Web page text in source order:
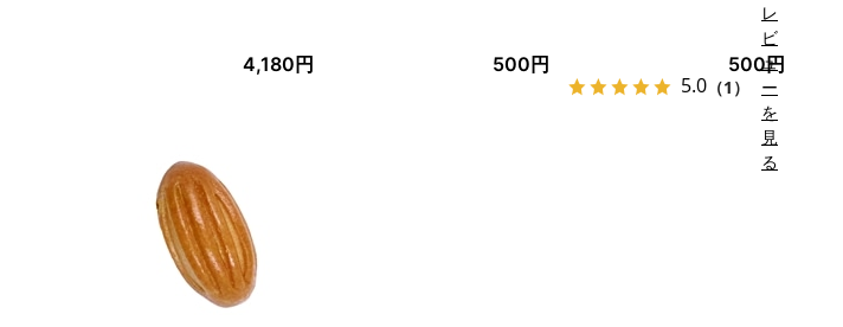
4,180円 500円
5.0 （1）
レ
ビ
ュ
ー
を
見
る
500円